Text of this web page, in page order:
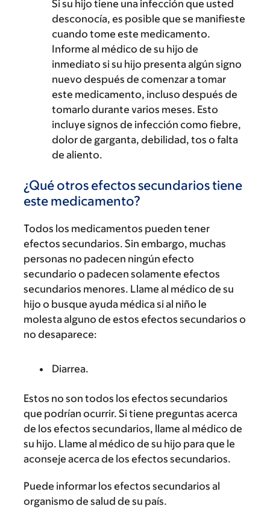
Si su hijo tiene una infección que usted
desconocía, es posible que se manifieste
cuando tome este medicamento.
Informe al médico de su hijo de
inmediato si su hijo presenta algún signo
nuevo después de comenzar a tomar
este medicamento, incluso después de
tomarlo durante varios meses. Esto
incluye signos de infección como fiebre,
dolor de garganta, debilidad, tos o falta
de aliento.
¿Qué otros efectos secundarios tiene
este medicamento?
Todos los medicamentos pueden tener
efectos secundarios. Sin embargo, muchas
personas no padecen ningún efecto
secundario o padecen solamente efectos
secundarios menores. Llame al médico de su
hijo o busque ayuda médica si al niño le
molesta alguno de estos efectos secundarios o
no desaparece:
Diarrea.
Estos no son todos los efectos secundarios
que podrían ocurrir. Si tiene preguntas acerca
de los efectos secundarios, llame al médico de
su hijo. Llame al médico de su hijo para que le
aconseje acerca de los efectos secundarios.
Puede informar los efectos secundarios al
organismo de salud de su país.